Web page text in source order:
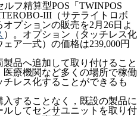
フ精算型POS「TWINPOS
III（サテライトロボ
プションの販売を2月26日よ
）。オプション（タッチレス化
ア一式）の価格は239,000円
品へ追加して取り付けること
療機関など多くの場所で稼働
レス化することができるも
することなく，既設の製品に
してセンサユニットを取り付